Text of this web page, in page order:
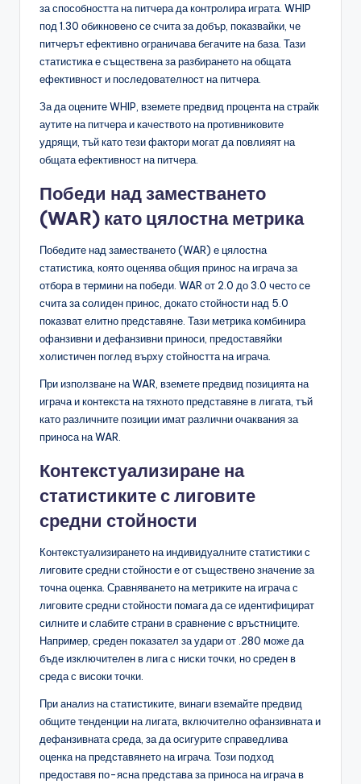
за способността на питчера да контролира играта. WHIP
под 1.30 обикновено се счита за добър, показвайки, че
питчерът ефективно ограничава бегачите на база. Тази
статистика е съществена за разбирането на общата
ефективност и последователност на питчера.
За да оцените WHIP, вземете предвид процента на страйк
аутите на питчера и качеството на противниковите
удрящи, тъй като тези фактори могат да повлияят на
общата ефективност на питчера.
Победи над заместването
(WAR) като цялостна метрика
Победите над заместването (WAR) е цялостна
статистика, която оценява общия принос на играча за
отбора в термини на победи. WAR от 2.0 до 3.0 често се
счита за солиден принос, докато стойности над 5.0
показват елитно представяне. Тази метрика комбинира
офанзивни и дефанзивни приноси, предоставяйки
холистичен поглед върху стойността на играча.
При използване на WAR, вземете предвид позицията на
играча и контекста на тяхното представяне в лигата, тъй
като различните позиции имат различни очаквания за
приноса на WAR.
Контекстуализиране на
статистиките с лиговите
средни стойности
Контекстуализирането на индивидуалните статистики с
лиговите средни стойности е от съществено значение за
точна оценка. Сравняването на метриките на играча с
лиговите средни стойности помага да се идентифицират
силните и слабите страни в сравнение с връстниците.
Например, среден показател за удари от .280 може да
бъде изключителен в лига с ниски точки, но среден в
среда с високи точки.
При анализ на статистиките, винаги вземайте предвид
общите тенденции на лигата, включително офанзивната и
дефанзивната среда, за да осигурите справедлива
оценка на представянето на играча. Този подход
предоставя по-ясна представа за приноса на играча в